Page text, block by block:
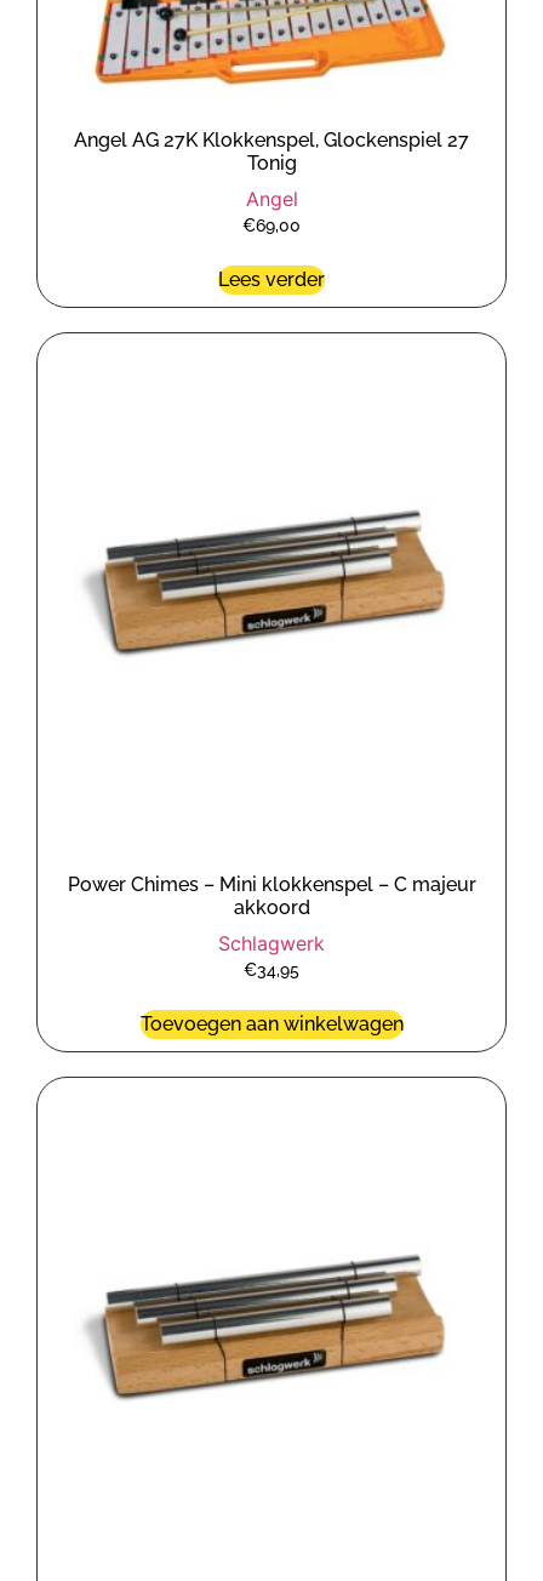
Angel AG 27K Klokkenspel, Glockenspiel 27
Tonig
Angel
€69,00
Lees verder
Power Chimes – Mini klokkenspel – C majeur
akkoord
Schlagwerk
€34,95
Toevoegen aan winkelwagen